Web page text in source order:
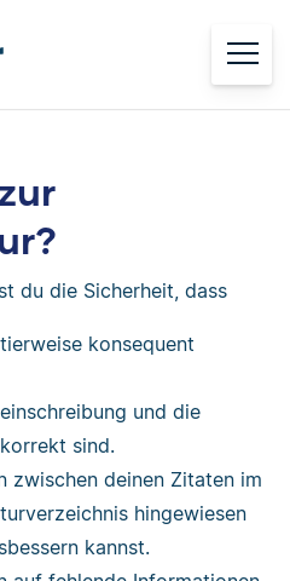
du die Sicherheit, dass
konsequent
und die
sind.
zwischen deinen Zitaten im
hingewiesen
kannst.